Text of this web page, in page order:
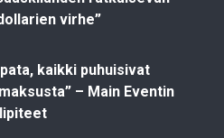
virhe”
kaikki puhuisivat
– Main Eventin